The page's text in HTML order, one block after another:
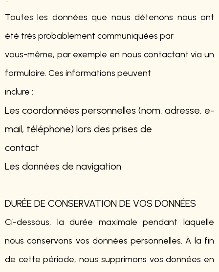
Toutes les données que nous détenons nous ont
été très probablement communiquées par
vous-même, par exemple en nous contactant via un
formulaire. Ces informations peuvent
inclure :
Les coordonnées personnelles (nom, adresse, e-
mail, téléphone) lors des prises de
contact
Les données de navigation
DURÉE DE CONSERVATION DE VOS DONNÉES
Ci-dessous, la durée maximale pendant laquelle
nous conservons vos données personnelles. À la fin
de cette période, nous supprimons vos données en